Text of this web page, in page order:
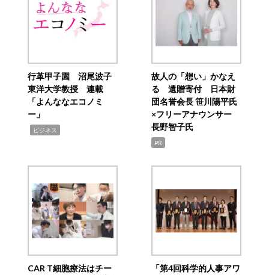
行革甲子園 沼尾波子
東洋大学教授 連載
「よんななエコノミ
ー」
ビジネス
故人の「想い」かなえ
る 遺贈寄付 日本財
団名誉会長 笹川陽平氏
×フリーアナウンサー
長野智子氏
PR
CAR T細胞療法はチー
「第4回科学的人事アワ